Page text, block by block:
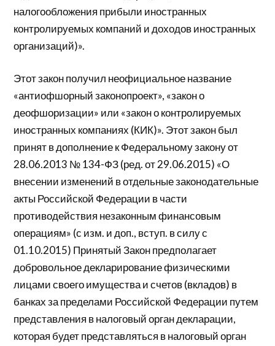
налогообложения прибыли иностранных
контролируемых компаний и доходов иностранных
организаций)».
Этот закон получил неофициальное название
«антиофшорный законопроект», «закон о
деофшоризации» или «закон о контролируемых
иностранных компаниях (КИК)». Этот закон был
принят в дополнение к Федеральному закону от
28.06.2013 № 134-ФЗ (ред. от 29.06.2015) «О
внесении изменений в отдельные законодательные
акты Российской Федерации в части
противодействия незаконным финансовым
операциям» (с изм. и доп., вступ. в силу с
01.10.2015) Принятый Закон предполагает
добровольное декларирование физическими
лицами своего имущества и счетов (вкладов) в
банках за пределами Российской Федерации путем
представления в налоговый орган декларации,
которая будет представляться в налоговый орган